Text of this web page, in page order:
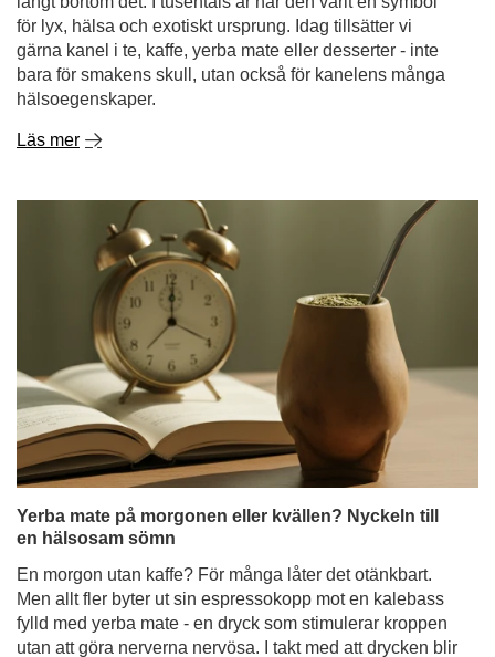
Läs mer
Yerba mate på morgonen eller kvällen? Nyckeln till
en hälsosam sömn
En morgon utan kaffe? För många låter det otänkbart.
Men allt fler byter ut sin espressokopp mot en kalebass
utan att göra nerverna nervösa. I takt med att drycken blir
allt populärare dyker en fråga upp allt oftare: påverkar
yerba mate sömnen? Kan dess uppiggande egenskaper,
som hjälper oss att hålla oss alerta under dagen, göra
det svårare att somna? Är yerba mate och sömn en
perfekt match - eller ett komplicerat förhållande?